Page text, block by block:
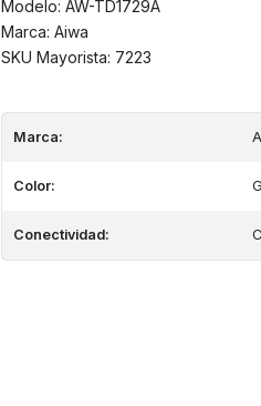
Modelo: AW-TD1729A
Marca: Aiwa
SKU Mayorista: 7223
Marca:
Color:
Conectividad: